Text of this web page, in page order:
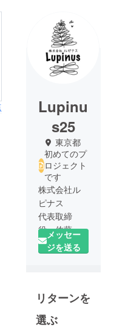
Lupinu
s25
東京都
初めてのプ
ロジェクト
です
株式会社ル
ピナス
代表取締
役 佐藤ま
ゆ子
伝統工芸漆
目の娘で
メッセー
ジを送る
リターンを
選ぶ